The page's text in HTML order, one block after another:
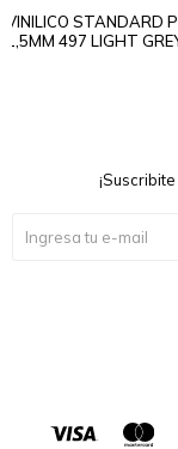
VINILICO STANDARD
1,5MM 497 LIGHT